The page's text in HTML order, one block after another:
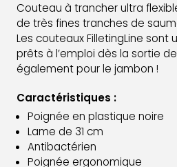
Couteau à trancher ultra
de très fines tranches de
Les couteaux FilletingLine
prêts à l’emploi dès la sortie
également pour le jambon !
Caractéristiques :
Poignée en plastique noire
Lame de 31 cm
Antibactérien
Poignée ergonomique